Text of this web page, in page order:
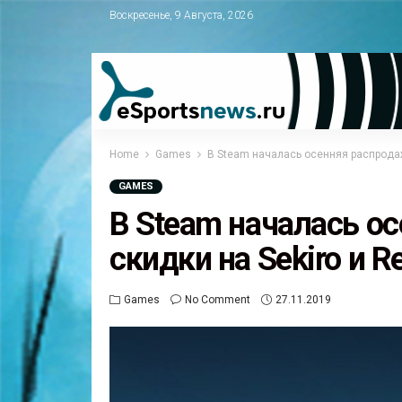
Воскресенье, 9 Августа, 2026
Home Games В Steam началась осенняя
GAMES
В Steam началась
скидки на Sekiro и
Games No Comment 27.11.2019